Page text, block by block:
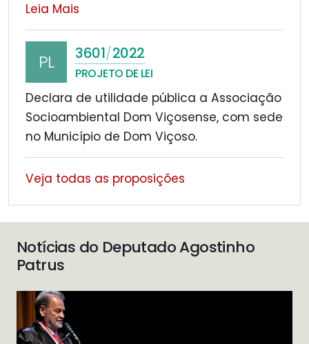
Leia Mais
PL 3601/2022
PROJETO DE LEI
Declara de utilidade pública a Associação
Socioambiental Dom Viçosense, com sede
no Município de Dom Viçoso.
Veja todas as proposições
Notícias do Deputado Agostinho
Patrus